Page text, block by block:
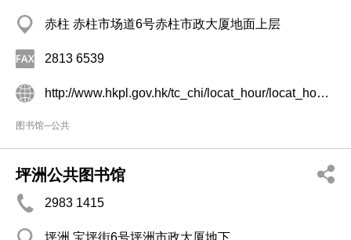
赤柱 赤柱市场道6号赤柱市政大厦地面上层
2813 6539
http://www.hkpl.gov.hk/tc_chi/locat_hour/locat_hour_ll/locat_hour_ll_hkir/library_80.html
图书馆─公共
坪洲公共图书馆
2983 1415
坪洲 宝坪街6号坪洲市政大厦地下